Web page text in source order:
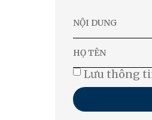
Lưu thông